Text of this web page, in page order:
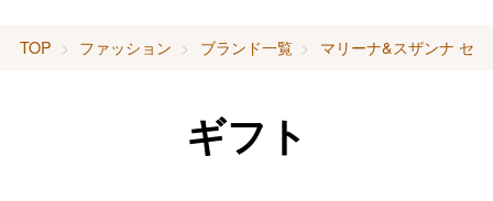
TOP ファッション ブランド一覧 マリーナ&スザンナ セ
ギフト